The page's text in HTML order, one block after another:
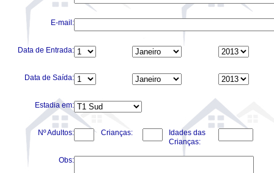
E-mail:
Data de Entrada:
Data de Saída:
Estadia em:
Nº Adultos: Crianças:
Idades das
Crianças:
Obs: